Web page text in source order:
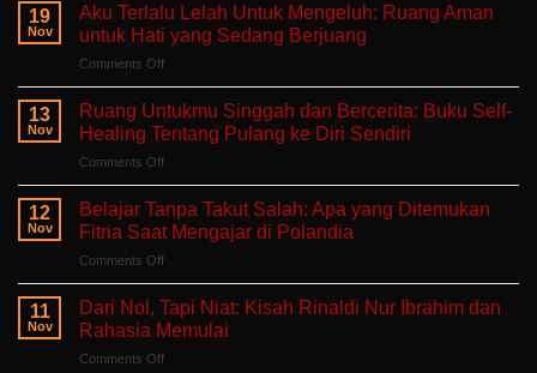
19
Nov
Aku Terlalu Lelah Untuk Mengeluh: Ruang Aman
untuk Hati yang Sedang Berjuang
Comments Offon
Terlalu
Untuk
Mengeluh:
Ruang
Aman
untuk
Sedang
Berjuang
13
Nov
Ruang Untukmu Singgah dan Bercerita: Buku Self-
Healing Tentang Pulang ke Diri Sendiri
Comments Offon
Untukmu
Singgah
dan
Bercerita:
Buku
Self-
Healing
12
Nov
Belajar Tanpa Takut Salah: Apa yang Ditemukan
Fitria Saat Mengajar di Polandia
Comments Offon
Tanpa
Takut
Salah:
Apa
11
Nov
Dari Nol, Tapi Niat: Kisah Rinaldi Nur Ibrahim dan
Rahasia Memulai
Comments Offon